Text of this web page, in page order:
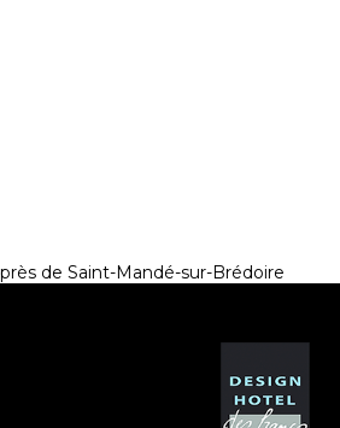
près de Saint-Mandé-sur-Brédoire